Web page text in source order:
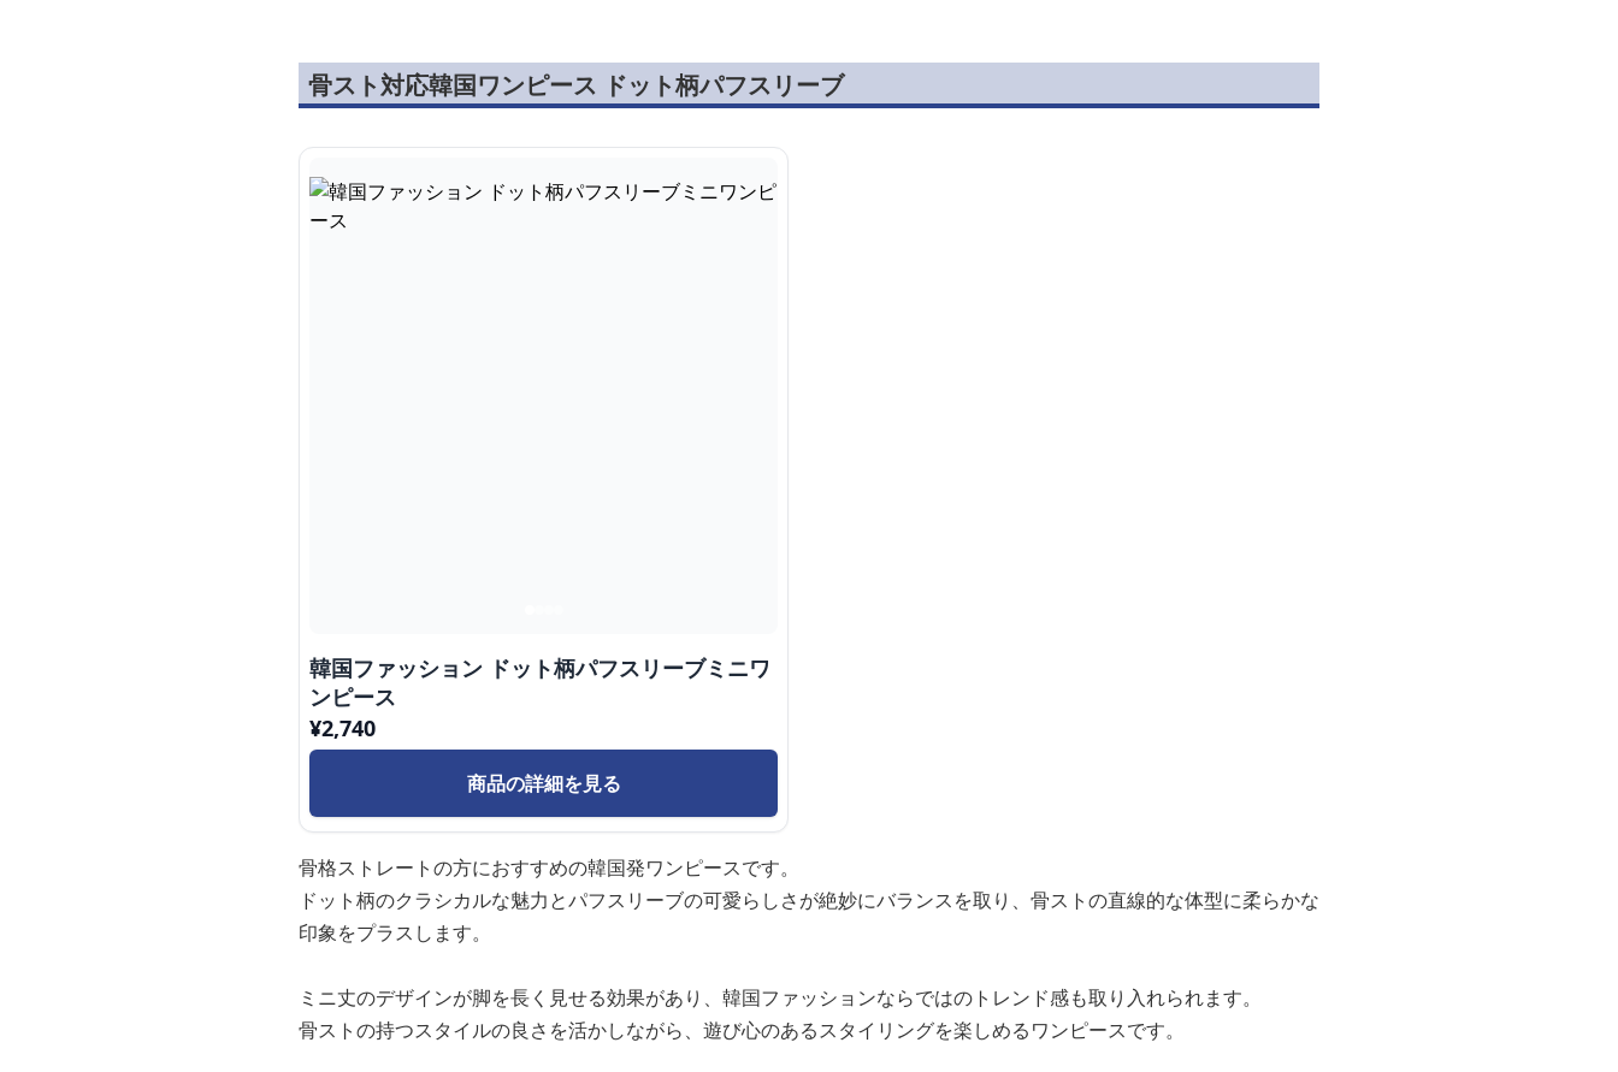
骨スト対応韓国ワンピース ドット柄パフスリーブ
韓国ファッション ドット柄パフスリーブミニワ
ンピース
¥2,740
商品の詳細を見る
骨格ストレートの方におすすめの韓国発ワンピースです。
ドット柄のクラシカルな魅力とパフスリーブの可愛らしさが絶妙にバランスを取り、骨ストの直線的な体型に柔らかな
印象をプラスします。
ミニ丈のデザインが脚を長く見せる効果があり、韓国ファッションならではのトレンド感も取り入れられます。
骨ストの持つスタイルの良さを活かしながら、遊び心のあるスタイリングを楽しめるワンピースです。